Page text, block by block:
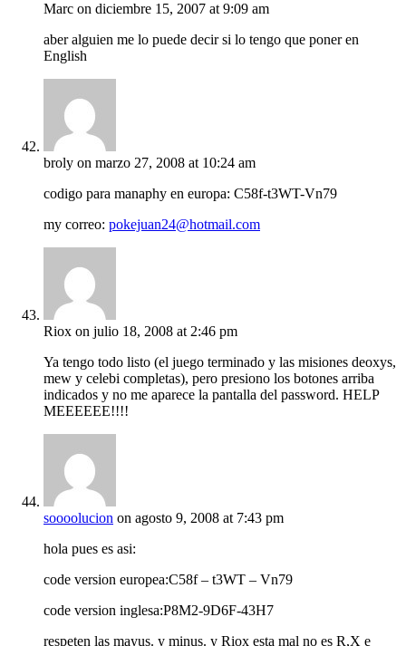
Marc on diciembre 15, 2007 at 9:09 am
aber alguien me lo puede decir si lo tengo que poner en
English
broly on marzo 27, 2008 at 10:24 am
codigo para manaphy en europa: C58f-t3WT-Vn79
my correo: pokejuan24@hotmail.com
Riox on julio 18, 2008 at 2:46 pm
Ya tengo todo listo (el juego terminado y las misiones deoxys,
mew y celebi completas), pero presiono los botones arriba
indicados y no me aparece la pantalla del password. HELP
MEEEEEE!!!!
soooolucion on agosto 9, 2008 at 7:43 pm
hola pues es asi:
code version europea:C58f – t3WT – Vn79
code version inglesa:P8M2-9D6F-43H7
respeten las mayus. y minus. y Riox esta mal no es R,X e